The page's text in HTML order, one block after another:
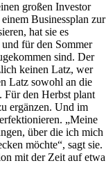
großen Investor
Businessplan zur
hat sie es
für den Sommer
sind. Der
keinen Latz, wer
Latz sowohl an die
Für den Herbst plant
ergänzen. Und im
„Meine
über die ich mich
möchte“, sagt sie.
mit der Zeit auf etwa